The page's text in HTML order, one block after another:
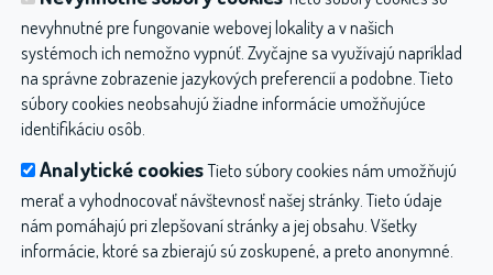
Lumix CPS
Lumix Q
Polaris HP S
Lumina
Magnetoterapia
Biomag Lumina Clinic
Vodoliečba Wellness
Plynové injekcie CO2
Fyzioterapia
Kompresory
Ostatné produkty
Hydroterapia balneológia a balneotechnika
nevyhnutné pre fungovanie webovej lokality a v našich
systémoch ich nemožno vypnúť. Zvyčajne sa využívajú napríklad
na správne zobrazenie jazykových preferencií a podobne. Tieto
súbory cookies neobsahujú žiadne informácie umožňujúce
identifikáciu osôb.
Analytické cookiesTieto súbory cookies nám umožňujú
merať a vyhodnocovať návštevnosť našej stránky. Tieto údaje
nám pomáhajú pri zlepšovaní stránky a jej obsahu. Všetky
informácie, ktoré sa zbierajú sú zoskupené, a preto anonymné.